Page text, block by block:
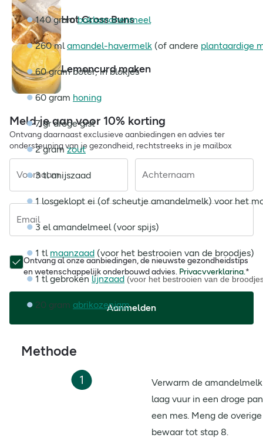
140 grambakbananenmeel
260 mlamandel-havermelk (of andere plantaardige
60 gram boter, in blokjes
60 gram honing
7 gr droge gist
2 gramzout
3 tl anijszaad
1 losgeklopt ei (of scheutje amandelmelk) voor het
3 el amandelmeel (voor spijs)
1 tl maanzaad (voor het bestrooien van de broodjes)
1 tl gebroken lijnzaad (voor het bestrooien van de
20 gram abrikozenjam
Methode
1
Verwarm de
laag vuur in een droge
een mes. Meng de
bewaar tot stap 8.
Hot Cross Buns
Lemoncurd maken
Meld je aan voor 10% korting
Ontvang daarnaast exclusieve aanbiedingen en advies ter
ondersteuning van je gezondheid, rechtstreeks in je mailbox
Voornaam Achternaam
Email
Ontvang al onze aanbiedingen, de nieuwste gezondheidstips
en wetenschappelijk onderbouwd advies. Privacyverklaring.*
Aanmelden